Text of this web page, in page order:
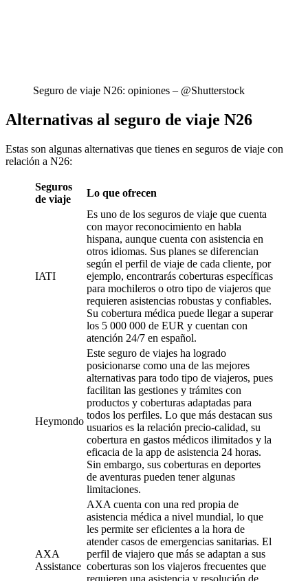
Seguro de viaje N26: opiniones – @Shutterstock
Alternativas al seguro de viaje N26
Estas son algunas alternativas que tienes en seguros de viaje con
relación a N26:
Seguros
de viaje
Lo que ofrecen
IATI
Es uno de los seguros de viaje que cuenta
con mayor reconocimiento en habla
hispana, aunque cuenta con asistencia en
otros idiomas. Sus planes se diferencian
según el perfil de viaje de cada cliente, por
ejemplo, encontrarás coberturas específicas
para mochileros o otro tipo de viajeros que
requieren asistencias robustas y confiables.
Su cobertura médica puede llegar a superar
los 5 000 000 de EUR y cuentan con
atención 24/7 en español.
Heymondo
Este seguro de viajes ha logrado
posicionarse como una de las mejores
alternativas para todo tipo de viajeros, pues
facilitan las gestiones y trámites con
productos y coberturas adaptadas para
todos los perfiles. Lo que más destacan sus
usuarios es la relación precio-calidad, su
cobertura en gastos médicos ilimitados y la
eficacia de la app de asistencia 24 horas.
Sin embargo, sus coberturas en deportes
de aventuras pueden tener algunas
limitaciones.
AXA
Assistance
AXA cuenta con una red propia de
asistencia médica a nivel mundial, lo que
les permite ser eficientes a la hora de
atender casos de emergencias sanitarias. El
perfil de viajero que más se adaptan a sus
coberturas son los viajeros frecuentes que
requieren una asistencia y resolución de